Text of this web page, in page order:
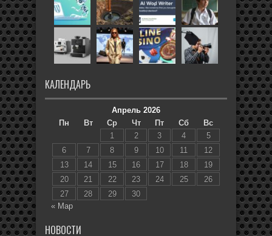
КАЛЕНДАРЬ
Апрель 2026
Пн
Вт Ср Чт Пт Сб
Вс
1
2 3 4
5
6
7 8 9 10 11
12
13
14 15 16 17 18
19
20
21 22 23 24 25
26
27
28 29
30
« Мар
НОВОСТИ